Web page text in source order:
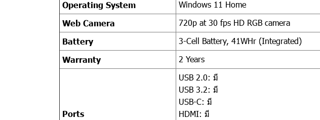
Operating System Windows 11 Home
Web Camera 720p at 30 fps HD RGB camera
Battery 3-Cell Battery, 41WHr (Integrated)
Warranty 2 Years
Ports
USB 2.0: มี
USB 3.2: มี
USB-C: มี
HDMI: มี